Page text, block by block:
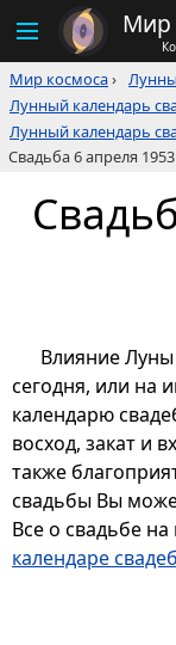
Мир
Мир космоса›
Лунный календарь
Лунный календарь
Свадьба 6 апреля
Влияние Луны
сегодня, или на
календарю
восход, закат и
также
свадьбы Вы
Все о свадьбе
календаре